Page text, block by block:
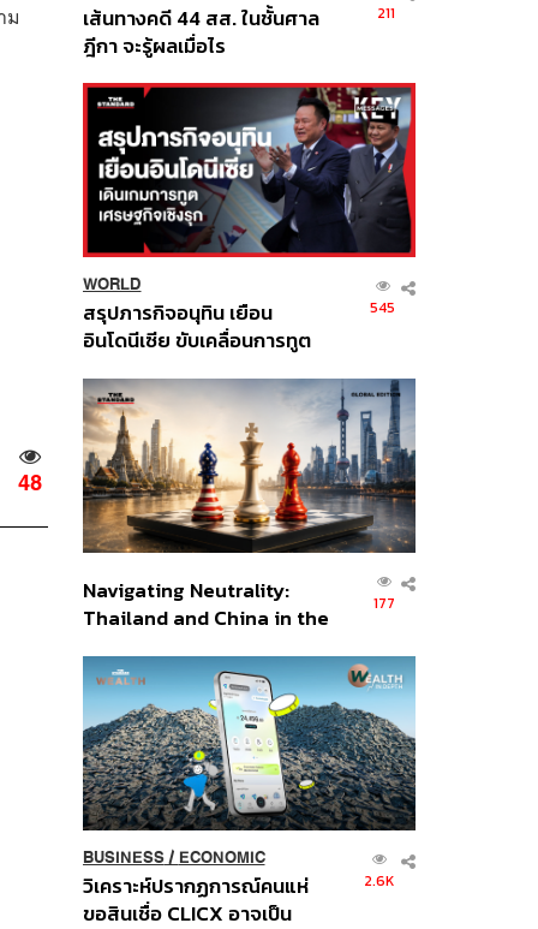
ม
48
เส้นทางคดี 44 สส. ในชั้นศาล
ฎีกา จะรู้ผลเมื่อไร
211
WORLD
สรุปภารกิจอนุทิน เยือน
อินโดนีเซีย ขับเคลื่อนการทูต
ส่วนยุทธศาสตร์ไทย –
อินโดนีเซีย
545
Navigating Neutrality:
Thailand and China in the
Order
177
BUSINESS/ ECONOMIC
วิเคราะห์ปรากฏการณ์คนแห่
ขอสินเชื่อ CLICX อาจเป็น
2.6K